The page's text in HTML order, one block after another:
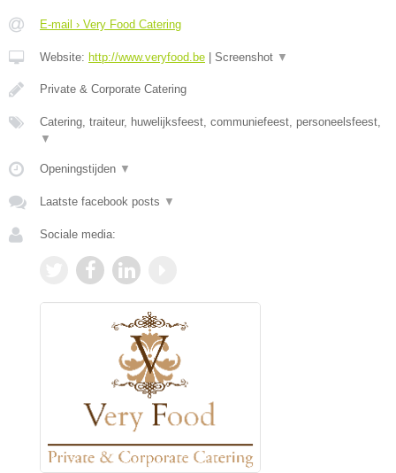
E-mail › Very Food Catering
Website: http://www.veryfood.be Screenshot ▼
Private & Corporate Catering
Catering, traiteur, huwelijksfeest, communiefeest, personeelsfeest,
▼
Openingstijden ▼
Laatste facebook posts ▼
Sociale media: